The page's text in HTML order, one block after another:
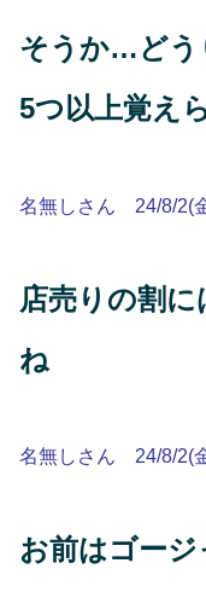
そうか…ど
5つ以上覚え
名無しさん 24/8/2(
店売りの割
ね
名無しさん 24/8/2(
お前はゴー